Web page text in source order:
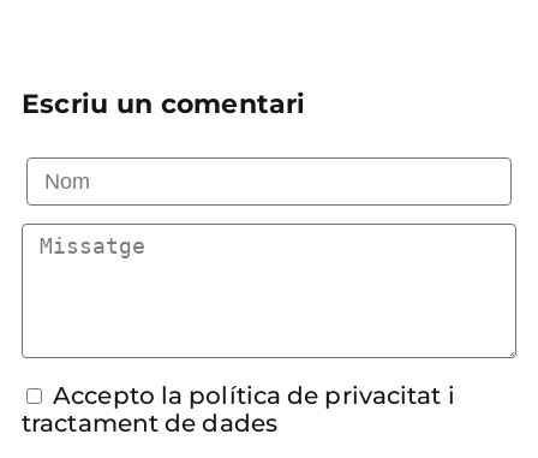
Escriu un comentari
Accepto la política de privacitat i
tractament de dades